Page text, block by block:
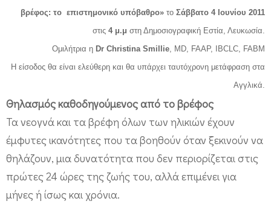
η
α
σ
μ
ό
α
π
βρέφος: το επιστημονικό υπόβαθρο» το Σάββατο 4 Ιουνίου 2011
στις 4 μ.μ στη Δημοσιογραφική Εστία, Λευκωσία.
Ομιλήτρια η Dr Christina Smillie, MD, FAAP, IBCLC, FABM
Η είσοδος θα είναι ελεύθερη και θα υπάρχει ταυτόχρονη μετάφραση στα
Αγγλικά.
Θηλασμός καθοδηγούμενος από το βρέφος
Τα νεογνά και τα βρέφη όλων των ηλικιών έχουν
έμφυτες ικανότητες που τα βοηθούν όταν ξεκινούν να
θηλάζουν, μια δυνατότητα που δεν περιορίζεται στις
πρώτες 24 ώρες της ζωής του, αλλά επιμένει για
μήνες ή ίσως και χρόνια.